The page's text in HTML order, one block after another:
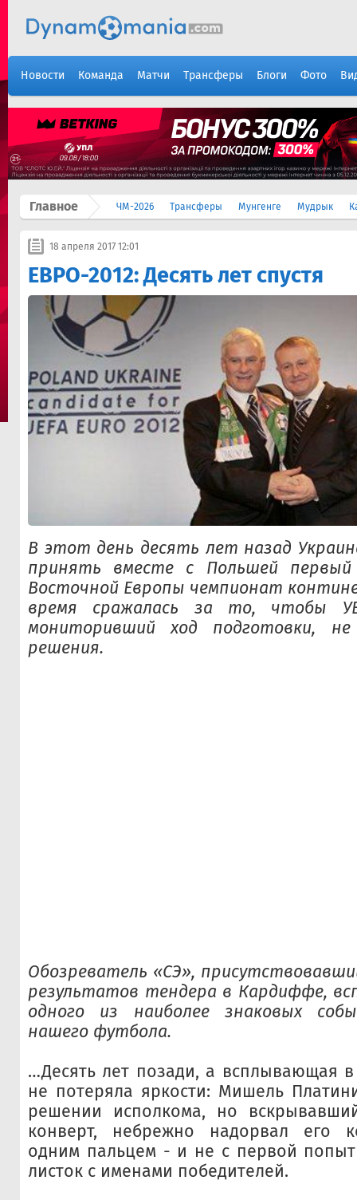
Новости Команда Матчи Трансферы Блоги Фото
Главное ЧМ-2026 Трансферы Мунгенге Мудрык
18 апреля 2017 12:01
ЕВРО-2012: Десять лет спустя
В этот день десять лет назад
принять вместе с Польшей
Восточной Европы чемпионат
время сражалась за то, чтобы
мониторивший ход подготовки, не
решения.
Обозреватель «СЭ»,
результатов тендера в Кардиффе,
одного из наиболее знаковых
нашего футбола.
…Десять лет позади, а всплывающая
не потеряла яркости: Мишель
решении исполкома, но
конверт, небрежно надорвал его
одним пальцем - и не с первой
листок с именами победителей.